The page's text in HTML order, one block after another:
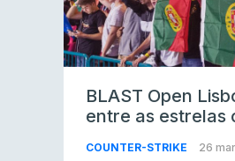
BLAST Open
entre as estrelas
COUNTER-STRIKE 26